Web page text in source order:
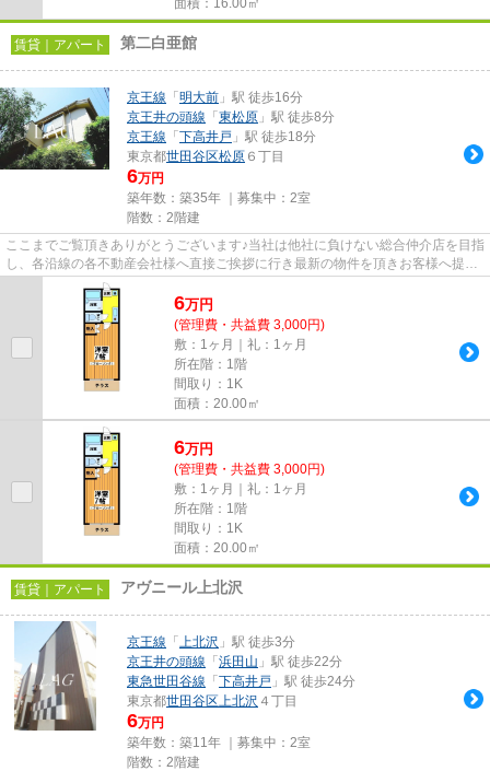
面積：16.00㎡
賃貸｜アパート 第二白亜館
京王線 「 明大前 」駅 徒歩16分
京王井の頭線 「 東松原 」駅 徒歩8分
京王線 「 下高井戸 」駅 徒歩18分
東京都世田谷区松原 ６丁目
6万円
築年数：築35年 ｜募集中： 2室
階数：2階建
ここまでご覧頂きありがとうございます♪当社は他社に負けない総合仲介店を目指
し、各沿線の各不動産会社様へ直接ご挨拶に行き最新の物件を頂きお客様へ提供
しております！最新の情報は...
6万円
(管理費・共益費 3,000円)
敷：1ヶ月｜礼：1ヶ月
所在階：1階
間取り：1K
面積：20.00㎡
6万円
(管理費・共益費 3,000円)
敷：1ヶ月｜礼：1ヶ月
所在階：1階
間取り：1K
面積：20.00㎡
賃貸｜アパート アヴニール上北沢
京王線 「 上北沢 」駅 徒歩3分
京王井の頭線 「 浜田山 」駅 徒歩22分
東急世田谷線 「 下高井戸 」駅 徒歩24分
東京都世田谷区上北沢 ４丁目
6万円
築年数：築11年 ｜募集中： 2室
階数：2階建